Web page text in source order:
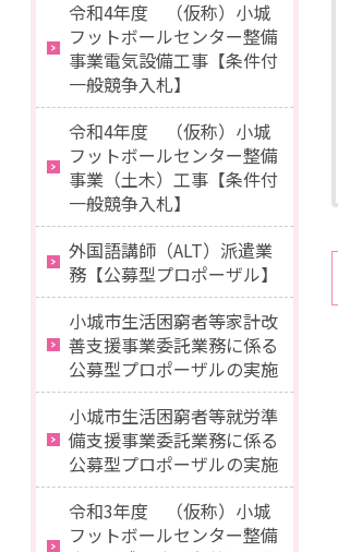
令和4年度 （仮称）小城
フットボールセンター整備
事業電気設備工事【条件付
一般競争入札】
令和4年度 （仮称）小城
フットボールセンター整備
事業（土木）工事【条件付
一般競争入札】
外国語講師（ALT）派遣業
務【公募型プロポーザル】
小城市生活困窮者等家計改
善支援事業委託業務に係る
公募型プロポーザルの実施
小城市生活困窮者等就労準
備支援事業委託業務に係る
公募型プロポーザルの実施
令和3年度 （仮称）小城
フットボールセンター整備